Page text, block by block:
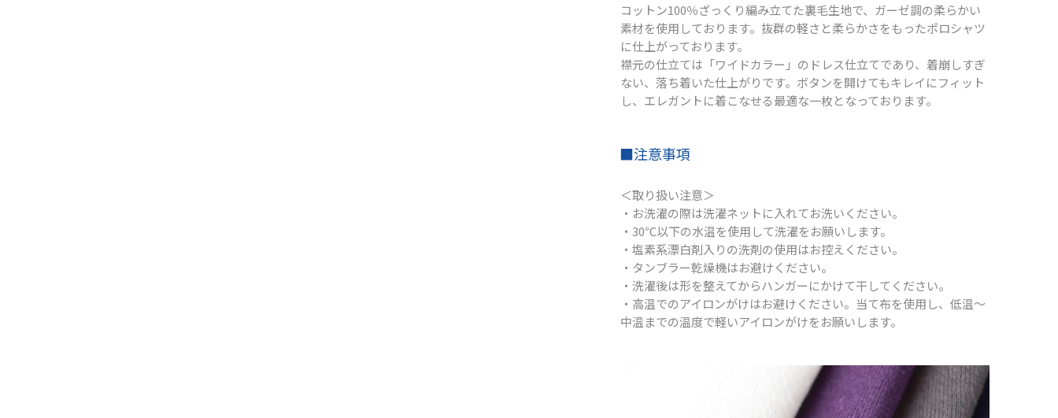
コットン100％ざっくり編み立てた裏毛生地で、ガーゼ調の柔らかい
素材を使用しております。抜群の軽さと柔らかさをもったポロシャツ
に仕上がっております。
襟元の仕立ては「ワイドカラー」のドレス仕立てであり、着崩しすぎ
ない、落ち着いた仕上がりです。ボタンを開けてもキレイにフィット
し、エレガントに着こなせる最適な一枚となっております。
■注意事項
＜取り扱い注意＞
・お洗濯の際は洗濯ネットに入れてお洗いください。
・30℃以下の水温を使用して洗濯をお願いします。
・塩素系漂白剤入りの洗剤の使用はお控えください。
・タンブラー乾燥機はお避けください。
・洗濯後は形を整えてからハンガーにかけて干してください。
・高温でのアイロンがけはお避けください。当て布を使用し、低温～
中温までの温度で軽いアイロンがけをお願いします。